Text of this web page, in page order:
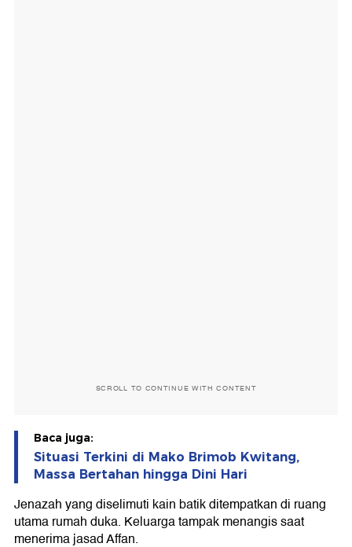
SCROLL TO CONTINUE WITH CONTENT
Baca juga:
Situasi Terkini di Mako Brimob Kwitang,
Massa Bertahan hingga Dini Hari
Jenazah yang diselimuti kain batik ditempatkan di ruang
utama rumah duka. Keluarga tampak menangis saat
menerima jasad Affan.